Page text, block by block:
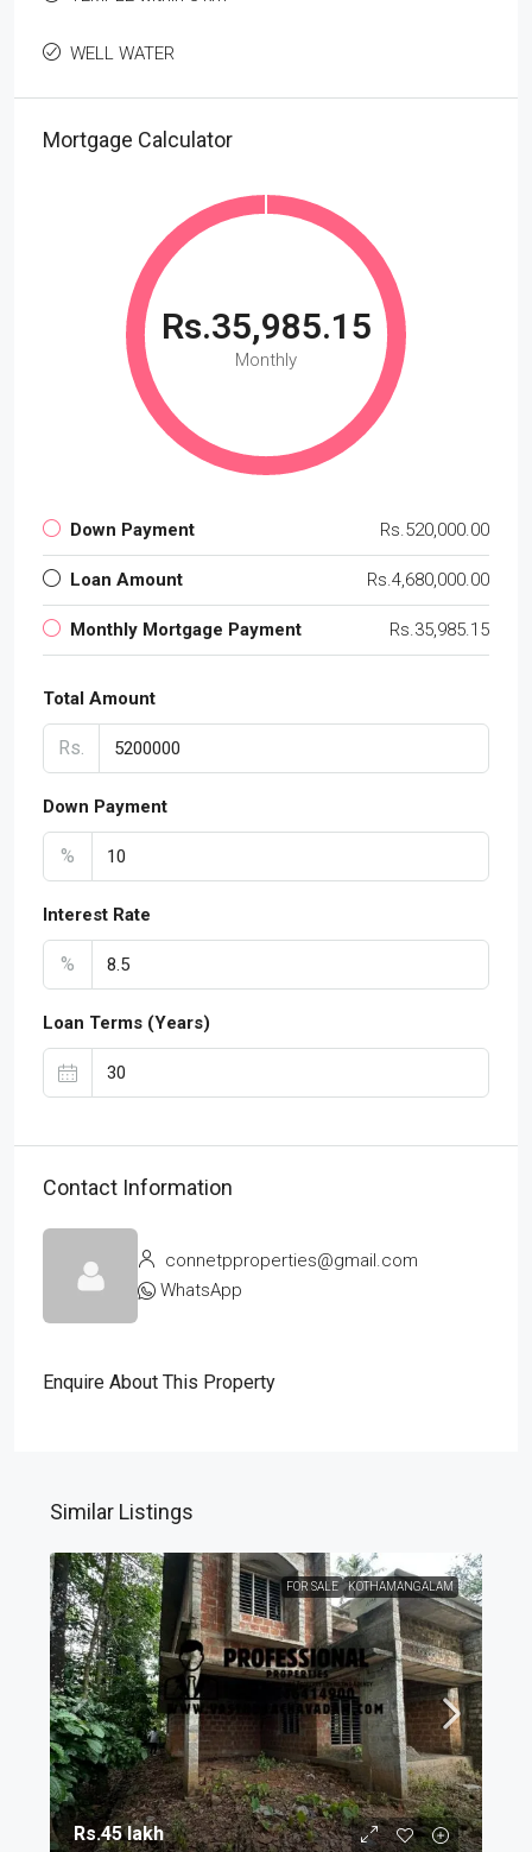
WELL WATER
Mortgage Calculator
Rs.35,985.15
Monthly
Down Payment Rs.520,000.00
Loan Amount Rs.4,680,000.00
Monthly Mortgage Payment Rs.35,985.15
Total Amount
Rs.
Down Payment
%
Interest Rate
%
Loan Terms (Years)
Contact Information
connetpproperties@gmail.com
WhatsApp
Enquire About This Property
Similar Listings
FOR SALE KOTHAMANGALAM
Rs.45 lakh